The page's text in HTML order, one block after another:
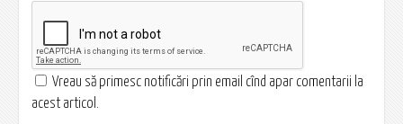
Vreau să primesc notificări prin email cînd apar comentarii la
acest articol.